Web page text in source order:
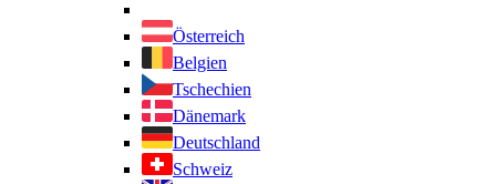
Österreich
Belgien
Tschechien
Dänemark
Deutschland
Schweiz